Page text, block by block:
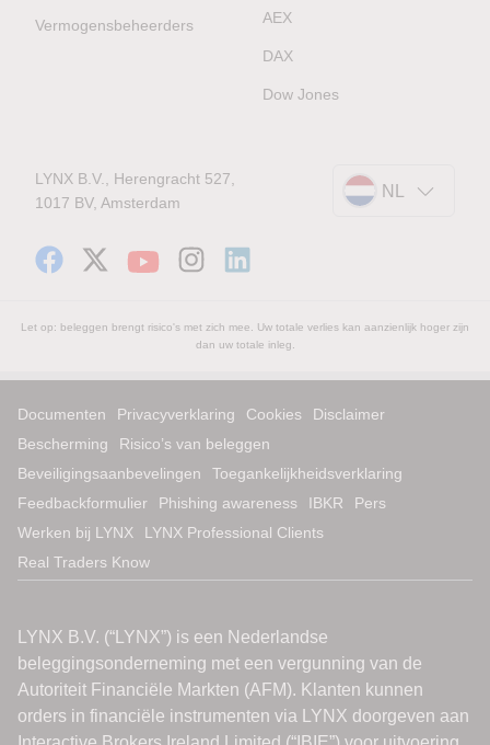
Vermogensbeheerders AEX
DAX
Dow Jones
LYNX B.V., Herengracht 527,
1017 BV, Amsterdam
NL
Let op: beleggen brengt risico's met zich mee. Uw totale verlies kan aanzienlijk hoger zijn
dan uw totale inleg.
Documenten Privacyverklaring Cookies
Disclaimer
Bescherming
Risico’s van beleggen
Beveiligingsaanbevelingen
Toegankelijkheidsverklaring
Feedbackformulier
Phishing awareness IBKR
Pers
Werken bij LYNX
LYNX Professional Clients
Real Traders Know